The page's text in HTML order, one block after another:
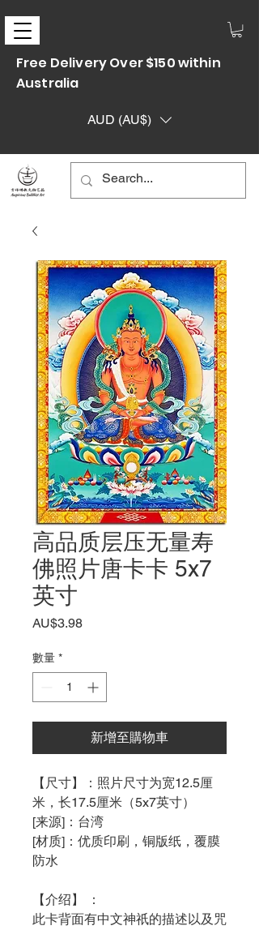
Free Delivery Over $150 within
Australia
AUD (AU$)
高品质层压无量寿
佛照片唐卡卡 5x7
英寸
AU$3.98價
數量 *
新增至購物車
【尺寸】：照片尺寸为宽12.5厘
米，长17.5厘米（5x7英寸）
[来源]：台湾
[材质]：优质印刷，铜版纸，覆膜
防水
【介绍 】
：
此卡背面有中文神祇的描述以及咒